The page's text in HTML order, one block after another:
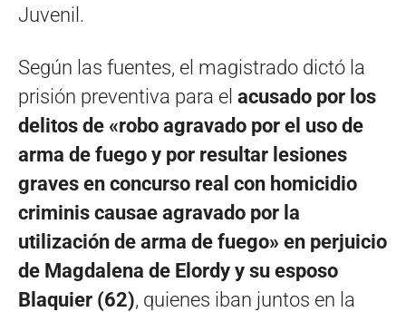
Juvenil.
Según las fuentes, el magistrado dictó la
prisión preventiva para el acusado por los
delitos de «robo agravado por el uso de
arma de fuego y por resultar lesiones
graves en concurso real con homicidio
criminis causae agravado por la
utilización de arma de fuego» en perjuicio
de Magdalena de Elordy y su esposo
Blaquier (62), quienes iban juntos en la